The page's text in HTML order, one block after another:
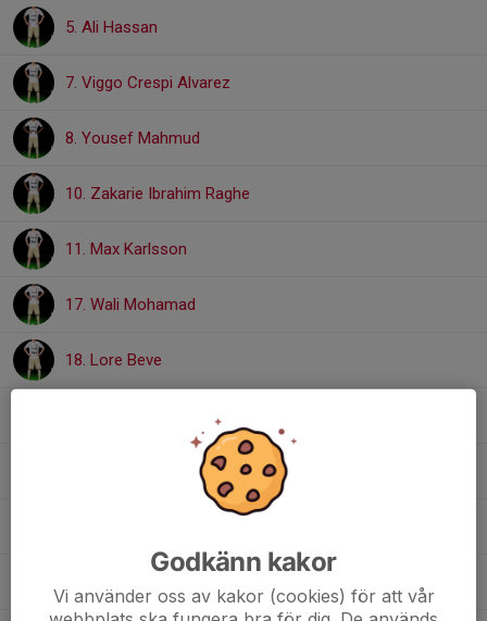
5. Ali Hassan
7. Viggo Crespi Alvarez
8. Yousef Mahmud
10. Zakarie Ibrahim Raghe
11. Max Karlsson
17. Wali Mohamad
18. Lore Beve
Godkänn kakor
Vi använder oss av kakor (cookies) för att vår